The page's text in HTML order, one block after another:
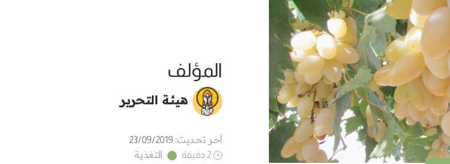
المؤلف
هيئة التحرير
آخر تحديث: 23/09/2019
2 دقيقة
التغذية